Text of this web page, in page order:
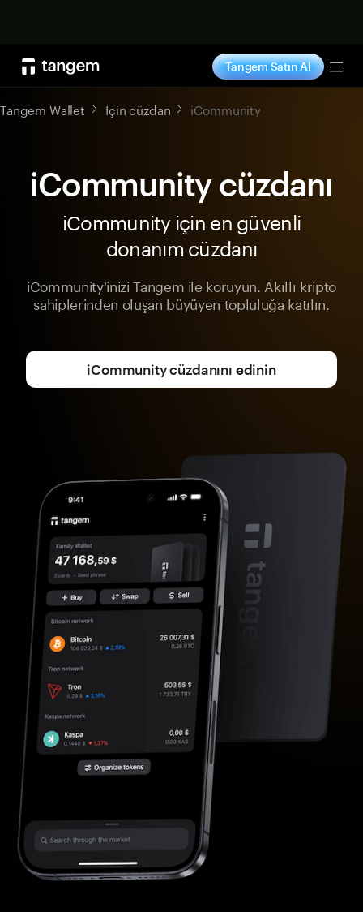
Tangem Satın Al
Tangem Wallet İçin cüzdan iCommunity
iCommunity cüzdanı
iCommunity için en güvenli
donanım cüzdanı
iCommunity'inizi Tangem ile koruyun. Akıllı kripto
sahiplerinden oluşan büyüyen topluluğa katılın.
iCommunity cüzdanını edinin